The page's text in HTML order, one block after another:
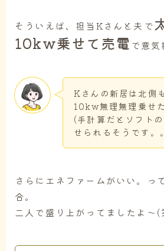
そういえば、担当Kさんと夫で
10kw乗せて売電 で意
Kさんの新居は北側
10kw無理無理乗せ
(手計算だとソフト
せられるそうです。
さらにエネファームがいい。っ
合。
二人で盛り上がってましたよ～(